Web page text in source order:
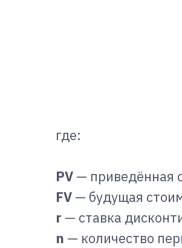
где:
PV — приведённая
FV — будущая
r — ставка
n — количество